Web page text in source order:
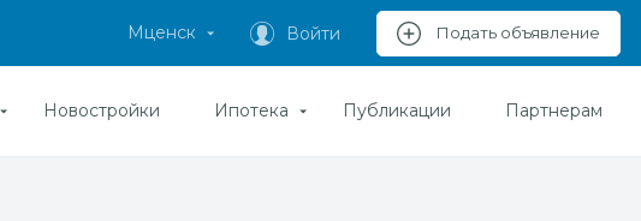
Мценск Войти Подать объявление
Новостройки Ипотека Публикации Партнерам